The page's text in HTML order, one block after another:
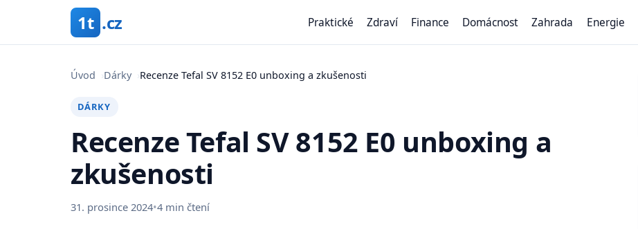
1t .cz Praktické Zdraví Finance Domácnost Zahrada Energie
Úvod ›Dárky ›Recenze Tefal SV 8152 E0 unboxing a zkušenosti
DÁRKY
Recenze Tefal SV 8152 E0 unboxing a
zkušenosti
31. prosince 2024•4 min čtení